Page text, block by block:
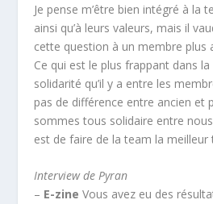
Je pense m’être bien intégré à la
ainsi qu’à leurs valeurs, mais il
cette question à un membre plus
Ce qui est le plus frappant dans la
solidarité qu’il y a entre les
pas de différence entre ancien et
sommes tous solidaire entre
est de faire de la team la
Interview de Pyran
– E-zine Vous avez eu des